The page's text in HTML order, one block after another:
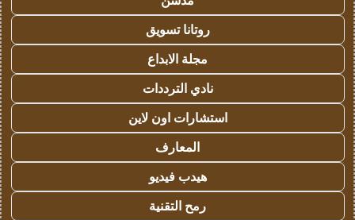
روتانا تسويق
مجلة الابداع
نادي الترددات
استشارات اون لاين
المعارف
هيدب فيديو
رمح التقنية